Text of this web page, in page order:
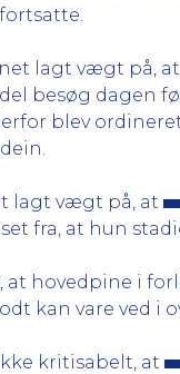
lagt vægt på,
besøg dagen
blev
lagt vægt på, at
fra, at hun
at hovedpine i
kan vare ved i
kritisabelt, at